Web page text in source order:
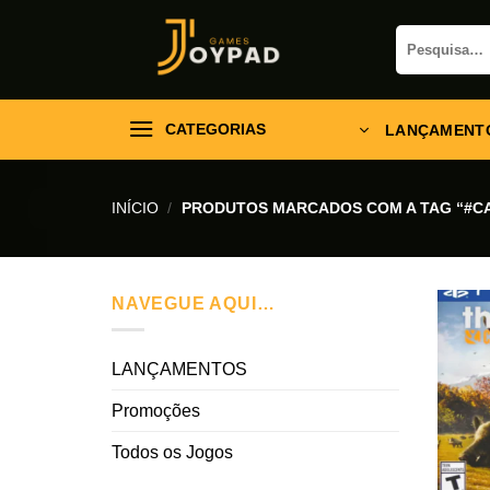
Pesquisar
por:
CATEGORIAS
INÍCIO / PRODUTOS MARCADOS COM A TAG
NAVEGUE AQUI…
LANÇAMENTOS
Promoções
Todos os Jogos